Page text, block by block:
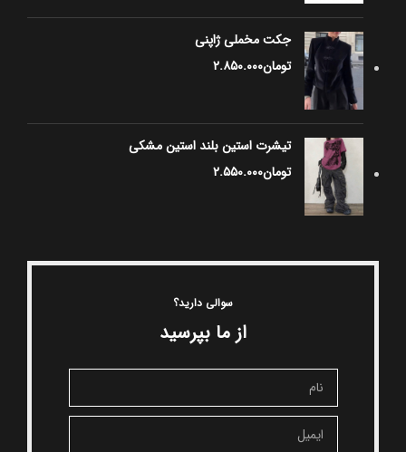
جکت مخملی ژاپنی
تومان۲.۸۵۰.۰۰۰
تیشرت استین بلند استین مشکی
تومان۲.۵۵۰.۰۰۰
سوالی دارید؟
از ما بپرسید